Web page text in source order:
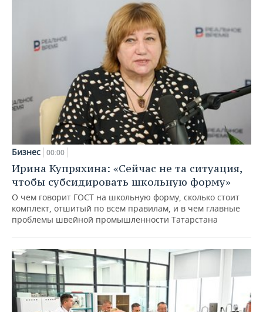
Бизнес 00:00
Ирина Купряхина: «Сейчас не та ситуация,
чтобы субсидировать школьную форму»
О чем говорит ГОСТ на школьную форму, сколько стоит
комплект, отшитый по всем правилам, и в чем главные
проблемы швейной промышленности Татарстана